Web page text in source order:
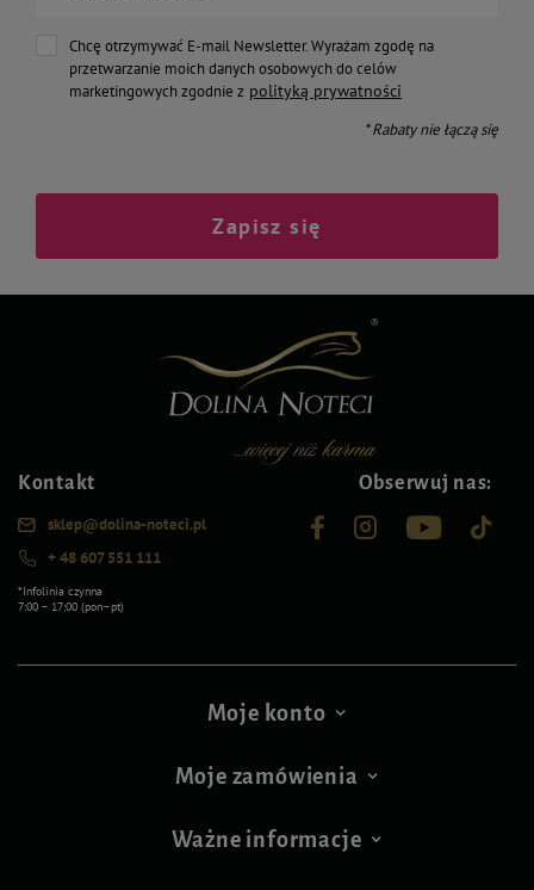
Chcę otrzymywać E-mail Newsletter. Wyrażam zgodę na
przetwarzanie moich danych osobowych do celów
marketingowych zgodnie z polityką prywatności
* Rabaty nie łączą się
Zapisz się
Kontakt
sklep@dolina-noteci.pl
+ 48 607 551 111
*Infolinia czynna
7:00 – 17:00 (pon–pt)
Obserwuj nas:
Moje konto
Moje zamówienia
Ważne informacje